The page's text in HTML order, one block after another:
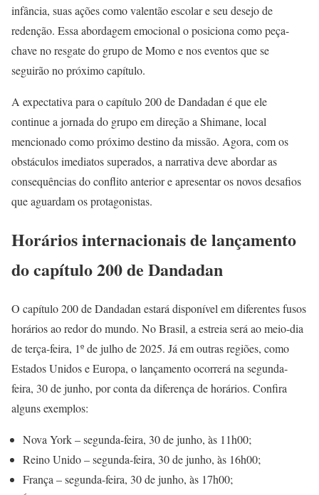
infância, suas ações como valentão escolar e seu desejo de
redenção. Essa abordagem emocional o posiciona como peça-
chave no resgate do grupo de Momo e nos eventos que se
seguirão no próximo capítulo.
A expectativa para o capítulo 200 de Dandadan é que ele
continue a jornada do grupo em direção a Shimane, local
mencionado como próximo destino da missão. Agora, com os
obstáculos imediatos superados, a narrativa deve abordar as
consequências do conflito anterior e apresentar os novos desafios
que aguardam os protagonistas.
Horários internacionais de lançamento
do capítulo 200 de Dandadan
O capítulo 200 de Dandadan estará disponível em diferentes fusos
horários ao redor do mundo. No Brasil, a estreia será ao meio-dia
de terça-feira, 1º de julho de 2025. Já em outras regiões, como
Estados Unidos e Europa, o lançamento ocorrerá na segunda-
feira, 30 de junho, por conta da diferença de horários. Confira
alguns exemplos:
Nova York – segunda-feira, 30 de junho, às 11h00;
Reino Unido – segunda-feira, 30 de junho, às 16h00;
França – segunda-feira, 30 de junho, às 17h00;